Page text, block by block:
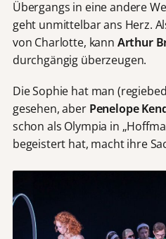
Übergangs in eine andere
geht unmittelbar ans Herz.
von Charlotte, kann Arthur
durchgängig überzeugen.
Die Sophie hat man
gesehen, aber Penelope
schon als Olympia in
begeistert hat, macht ihre